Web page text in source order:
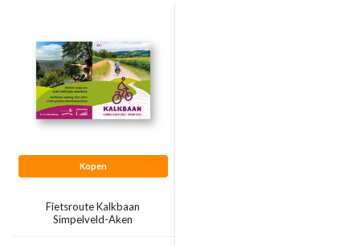
Kopen
Fietsroute Kalkbaan
Simpelveld-Aken